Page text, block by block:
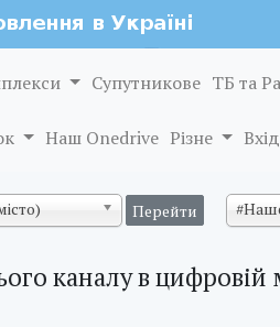
Супутникове ТБ та
Наш Onedrive Різне Вхід
каналу в